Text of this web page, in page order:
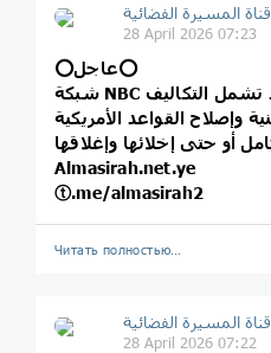
قناة المسيرة الفضائية
28 April 2026 07:23
⭕️عاجل⭕️
شبكة NBC عن 6 مصادر: قد تشمل التكاليف
وإصلاح القواعد الأمريكية
أو حتى إخلائها وإغلاقها
Almasirah.net.ye
ⓣ.me/almasirah2
Читать полностью…
قناة المسيرة الفضائية
28 April 2026 07:22